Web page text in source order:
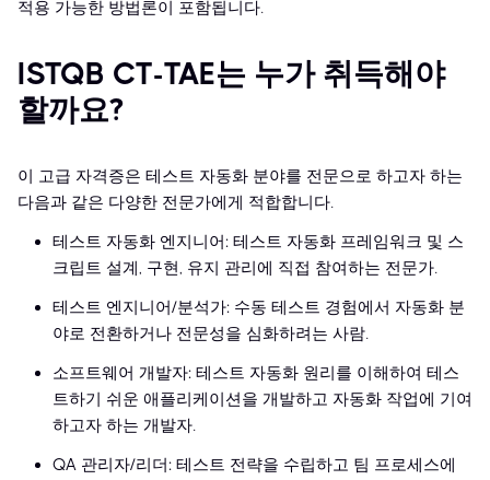
적용 가능한 방법론이 포함됩니다.
ISTQB CT-TAE는 누가 취득해야
할까요?
이 고급 자격증은 테스트 자동화 분야를 전문으로 하고자 하는
다음과 같은 다양한 전문가에게 적합합니다.
테스트 자동화 엔지니어: 테스트 자동화 프레임워크 및 스
크립트 설계, 구현, 유지 관리에 직접 참여하는 전문가.
테스트 엔지니어/분석가: 수동 테스트 경험에서 자동화 분
야로 전환하거나 전문성을 심화하려는 사람.
소프트웨어 개발자: 테스트 자동화 원리를 이해하여 테스
트하기 쉬운 애플리케이션을 개발하고 자동화 작업에 기여
하고자 하는 개발자.
QA 관리자/리더: 테스트 전략을 수립하고 팀 프로세스에